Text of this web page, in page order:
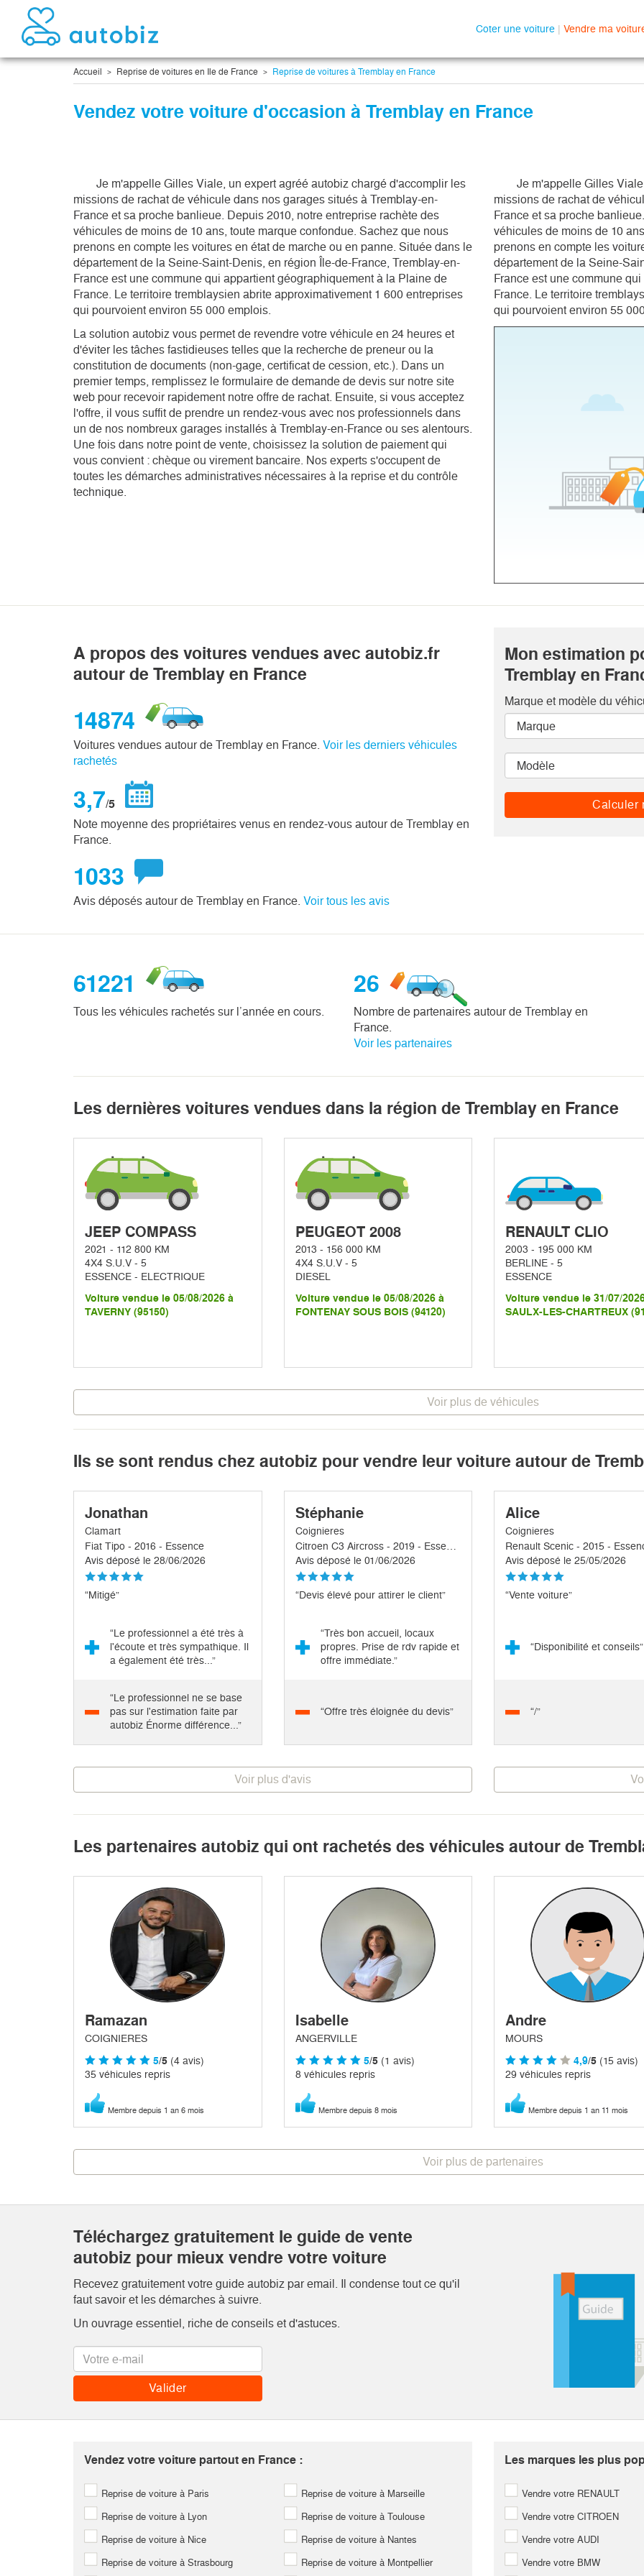
Coter une voiture | Vendre ma
Accueil Reprise de voitures en Ile de France Reprise de voitures à Tremblay en France
Vendez votre voiture d'occasion à Tremblay en France
missions de rachat de véhicule dans nos garages situés à Tremblay-en-
France et sa proche banlieue. Depuis 2010, notre entreprise rachète des
véhicules de moins de 10 ans, toute marque confondue. Sachez que nous
prenons en compte les voitures en état de marche ou en panne. Située dans le
département de la Seine-Saint-Denis, en région Île-de-France, Tremblay-en-
France est une commune qui appartient géographiquement à la Plaine de
France. Le territoire tremblaysien abrite approximativement 1 600 entreprises
qui pourvoient environ 55 000 emplois.
La solution autobiz vous permet de revendre votre véhicule en 24 heures et
d'éviter les tâches fastidieuses telles que la recherche de preneur ou la
constitution de documents (non-gage, certificat de cession, etc.). Dans un
premier temps, remplissez le formulaire de demande de devis sur notre site
web pour recevoir rapidement notre offre de rachat. Ensuite, si vous acceptez
l'offre, il vous suffit de prendre un rendez-vous avec nos professionnels dans
un de nos nombreux garages installés à Tremblay-en-France ou ses alentours.
Une fois dans notre point de vente, choisissez la solution de paiement qui
vous convient : chèque ou virement bancaire. Nos experts s'occupent de
toutes les démarches administratives nécessaires à la reprise et du contrôle
technique.
missions de rachat de
France et sa proche
véhicules de moins de 10
prenons en compte les
département de la Seine-
France est une commune
France. Le territoire
qui pourvoient environ 55
A propos des voitures vendues avec autobiz.fr
autour de Tremblay en France
14874
Voitures vendues autour de Tremblay en France. Voir les derniers véhicules
rachetés
3,7/5
Note moyenne des propriétaires venus en rendez-vous autour de Tremblay en
France.
1033
Avis déposés autour de Tremblay en France. Voir tous les avis
Mon estimation
Tremblay en
Marque et modèle du
Calculer
61221
Tous les véhicules rachetés sur l’année en cours.
26
Nombre de partenaires autour de Tremblay en
France.
Voir les partenaires
Les dernières voitures vendues dans la région de Tremblay en France
JEEP COMPASS
2021 - 112 800 KM
4X4 S.U.V - 5
ESSENCE - ELECTRIQUE
Voiture vendue le 05/08/2026 à
TAVERNY (95150)
PEUGEOT 2008
2013 - 156 000 KM
4X4 S.U.V - 5
DIESEL
Voiture vendue le 05/08/2026 à
FONTENAY SOUS BOIS (94120)
RENAULT CLIO
2003 - 195 000 KM
BERLINE - 5
ESSENCE
Voiture vendue le 31/07/
SAULX-LES-CHARTREUX
Voir plus de véhicules
Ils se sont rendus chez autobiz pour vendre leur voiture autour de
Jonathan
Clamart
Fiat Tipo - 2016 - Essence
Avis déposé le 28/06/2026
“Mitigé”
“Le professionnel a été très à
l'écoute et très sympathique. Il
a également été très...”
“Le professionnel ne se base
pas sur l'estimation faite par
autobiz Énorme différence...”
Stéphanie
Coignieres
Citroen C3 Aircross - 2019 - Essence
Avis déposé le 01/06/2026
“Devis élevé pour attirer le client”
“Très bon accueil, locaux
propres. Prise de rdv rapide et
offre immédiate.”
“Offre très éloignée du devis”
Alice
Coignieres
Renault Scenic - 2015 -
Avis déposé le 25/05/2026
“Vente voiture”
“Disponibilité et conseils”
“/”
Voir plus d'avis
Les partenaires autobiz qui ont rachetés des véhicules autour de
Ramazan
COIGNIERES
5/5 (4 avis)
35 véhicules repris
Membre depuis 1 an 6 mois
Isabelle
ANGERVILLE
5/5(1 avis)
8 véhicules repris
Membre depuis 8 mois
Andre
MOURS
4,9/5 (15 avis)
29 véhicules repris
Membre depuis 1 an 11 mois
Voir plus de partenaires
Téléchargez gratuitement le guide de vente
autobiz pour mieux vendre votre voiture
Recevez gratuitement votre guide autobiz par email. Il condense tout ce qu'il
faut savoir et les démarches à suivre.
Un ouvrage essentiel, riche de conseils et d'astuces.
Vendez votre voiture partout en France :
Reprise de voiture à Paris Reprise de voiture à Marseille
Reprise de voiture à Lyon Reprise de voiture à Toulouse
Reprise de voiture à Nice Reprise de voiture à Nantes
Reprise de voiture à Strasbourg Reprise de voiture à Montpellier
Les marques les plus
Vendre votre RENAULT
Vendre votre CITROEN
Vendre votre AUDI
Vendre votre BMW